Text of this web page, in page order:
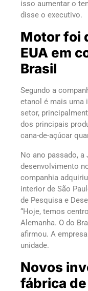
isso aumentar o
disse o executivo.
Motor foi
EUA em
Brasil
Segundo a
etanol é mais uma
setor,
dos principais
cana-de-açúcar
No ano passado, a
desenvolvimento
companhia
interior de São
de Pesquisa e
“Hoje, temos
Alemanha. O do
afirmou. A
unidade.
Novos
fábrica de